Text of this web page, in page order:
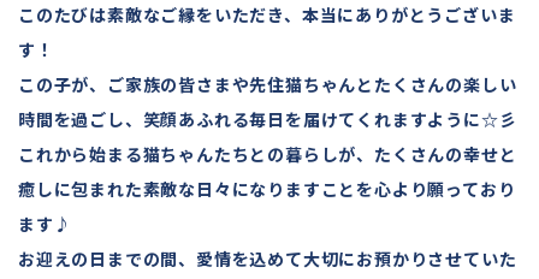
このたびは素敵なご縁をいただき、本当にありがとうございま
す！
この子が、ご家族の皆さまや先住猫ちゃんとたくさんの楽しい
時間を過ごし、笑顔あふれる毎日を届けてくれますように☆彡
これから始まる猫ちゃんたちとの暮らしが、たくさんの幸せと
癒しに包まれた素敵な日々になりますことを心より願っており
ます♪
お迎えの日までの間、愛情を込めて大切にお預かりさせていた